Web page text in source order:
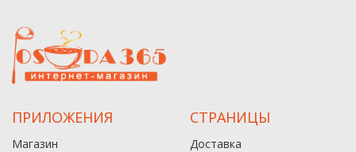
ПРИЛОЖЕНИЯ
Магазин
СТРАНИЦЫ
Доставка